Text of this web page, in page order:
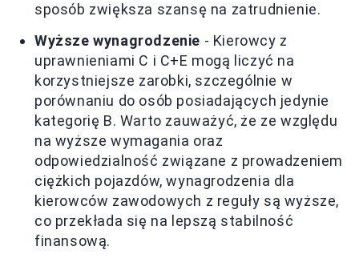
sposób zwiększa szansę na zatrudnienie.
Wyższe wynagrodzenie - Kierowcy z
uprawnieniami C i C+E mogą liczyć na
korzystniejsze zarobki, szczególnie w
porównaniu do osób posiadających jedynie
kategorię B. Warto zauważyć, że ze względu
na wyższe wymagania oraz
odpowiedzialność związane z prowadzeniem
ciężkich pojazdów, wynagrodzenia dla
kierowców zawodowych z reguły są wyższe,
co przekłada się na lepszą stabilność
finansową.